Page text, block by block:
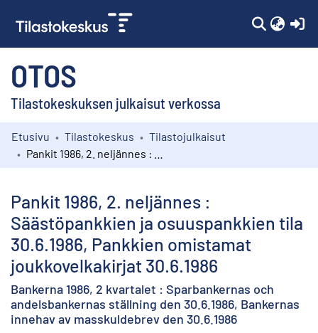
OTOS
Tilastokeskuksen julkaisut verkossa
Kokoelmat
Etusivu Tilastokeskus
Tilastojulkaisut
Pankit 1986, 2. neljännes :
Säästöpankkien ja osuuspankkien tila
30.6.1986, Pankkien omistamat
joukkovelkakirjat 30.6.1986
Bankerna 1986, 2 kvartalet : Sparbankernas och
andelsbankernas ställning den 30.6.1986, Bankernas
innehav av masskuldebrev den 30.6.1986